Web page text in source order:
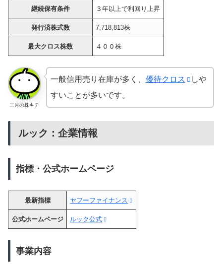
継続保有条件 ３年以上で利回り上昇
発行済株式数 7,718,813株
最大クロス株数 ４００株
三月の株キチ
一般信用売り在庫が多く、 優待クロス
しや
すいことが多いです。
ルック：企業情報
指標・公式ホームページ
最新指標 ヤフーファイナンス
公式ホームページ ルック公式
事業内容